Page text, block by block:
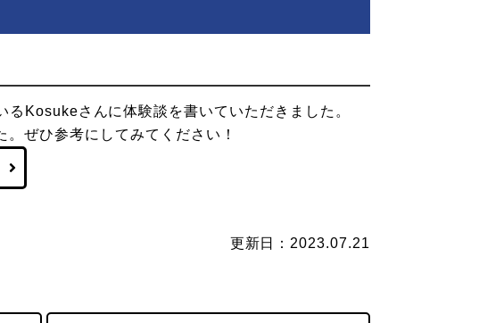
Kosukeさんに体験談を書いていただきました。
ぜひ参考にしてみてください！
更新日：2023.07.21